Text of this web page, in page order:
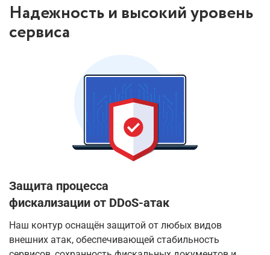
Надежность и высокий уровень
сервиса
Защита процесса
фискализации от DDoS-атак
Наш контур оснащён защитой от любых видов
внешних атак, обеспечивающей стабильность